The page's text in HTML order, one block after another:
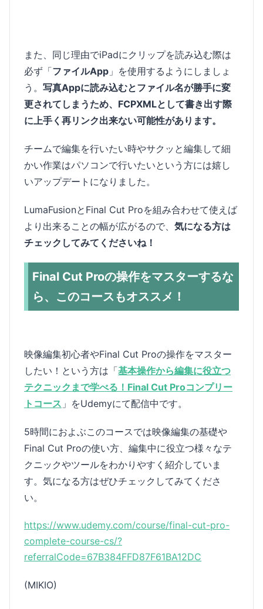
また、同じ理由でiPadにクリップを読み込む際は
必ず「ファイルApp 」を使用するようにしましょ
う。 写真Appに読み込むとファイル名が勝手に変
更されてしまうため、FCPXMLとして書き出す際
に上手く再リンク出来ない可能性があります。
チームで編集を行いたい時やサクッと編集して細
かい作業はパソコンで行いたいという方には嬉し
いアップデートになりました。
LumaFusionとFinal Cut Proを組み合わせて使えば
より出来ることの幅が広がるので、 気になる方は
チェックしてみてくださいね！
Final Cut Proの操作をマスターするな
ら、このコースもオススメ！
映像編集初心者やFinal Cut Proの操作をマスター
したい！という方は「基本操作から編集に役立つ
テクニックまで学べる！Final Cut Proコンプリー
トコース 」をUdemyにて配信中です。
5時間におよぶこのコースでは映像編集の基礎や
Final Cut Proの使い方、編集中に役立つ様々なテ
クニックやツールをわかりやすく紹介していま
す。気になる方はぜひチェックしてみてくださ
い。
https://www.udemy.com/course/final-cut-pro-
complete-course-cs/?
referralCode=67B384FFD87F61BA12DC
(MIKIO)